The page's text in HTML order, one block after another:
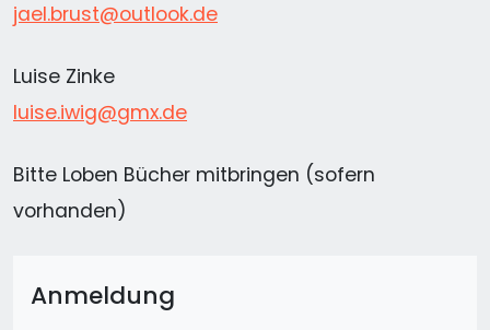
jael.brust@outlook.de
Luise Zinke
luise.iwig@gmx.de
Bitte Loben Bücher mitbringen (sofern
vorhanden)
Anmeldung